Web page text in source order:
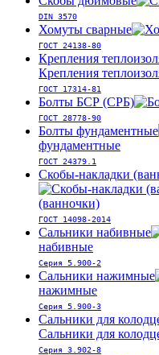
DIN 3570
Хомуты сварные
ГОСТ 24138-80
Крепления
Крепления
ГОСТ 17314-81
Болты БСР (СРБ)
ГОСТ 28778-90
Болты фундаментные
фундаментные
ГОСТ 24379.1
Скобы-накладки
(ванночки)
ГОСТ 14098-2014
Сальники набивные
набивные
Серия 5.900-2
Сальники нажимные
нажимные
Серия 5.900-3
Сальники для
Сальники для
Серия 3.902-8